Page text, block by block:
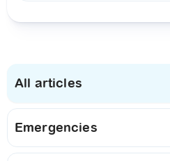
All articles
Emergencies